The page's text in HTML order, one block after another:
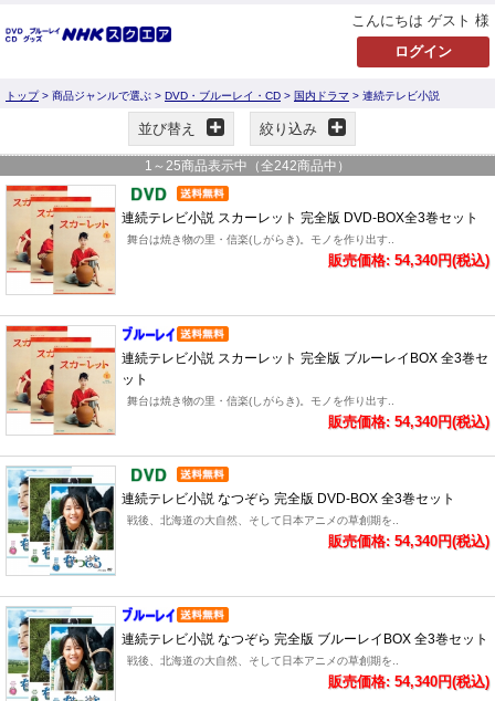
こんにちは ゲスト 様
トップ> 商品ジャンルで選ぶ > DVD・ブルーレイ・CD > 国内ドラマ > 連続テレビ小説
並び替え 絞り込み
1 ～ 25商品表示中（全242商品中）
連続テレビ小説 スカーレット 完全版 DVD-BOX全3巻セット
舞台は焼き物の里・信楽(しがらき)。モノを作り出す..
販売価格: 54,340円(税込)
連続テレビ小説 スカーレット 完全版 ブルーレイBOX 全3巻セ
ット
舞台は焼き物の里・信楽(しがらき)。モノを作り出す..
販売価格: 54,340円(税込)
連続テレビ小説 なつぞら 完全版 DVD-BOX 全3巻セット
戦後、北海道の大自然、そして日本アニメの草創期を..
販売価格: 54,340円(税込)
連続テレビ小説 なつぞら 完全版 ブルーレイBOX 全3巻セット
戦後、北海道の大自然、そして日本アニメの草創期を..
販売価格: 54,340円(税込)